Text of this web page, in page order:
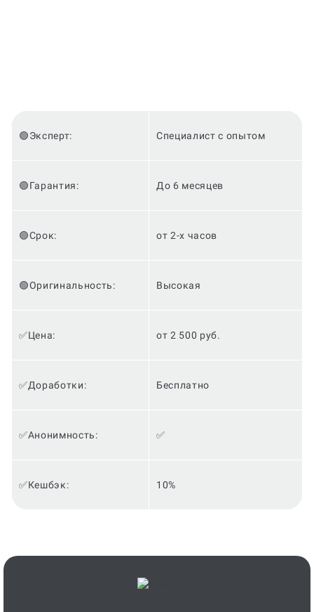
🟢Эксперт: Специалист с опытом
🟢Гарантия: До 6 месяцев
🟢Срок: от 2-х часов
🟢Оригинальность: Высокая
✅Цена: от 2 500 руб.
✅Доработки: Бесплатно
✅Анонимность: ✅
✅Кешбэк: 10%